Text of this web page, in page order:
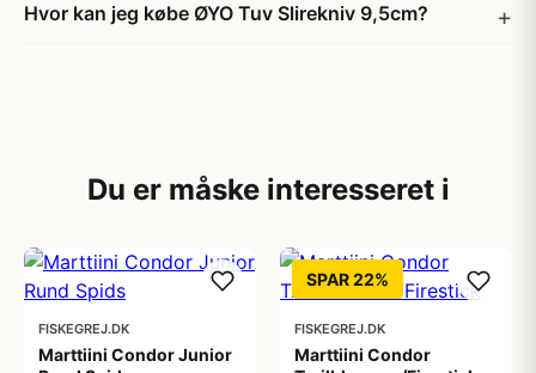
Hvor kan jeg købe ØYO Tuv Slirekniv 9,5cm?
Du er måske interesseret i
FISKEGREJ.DK
Marttiini Condor Junior
SPAR 22%
FISKEGREJ.DK
Marttiini Condor